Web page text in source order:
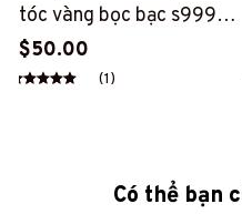
tóc vàng bọc bạc s999
(PT175)
$50.00
(1)
Có thể bạn